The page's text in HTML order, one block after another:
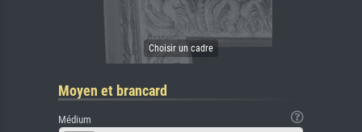
Moyen et brancard
Médium